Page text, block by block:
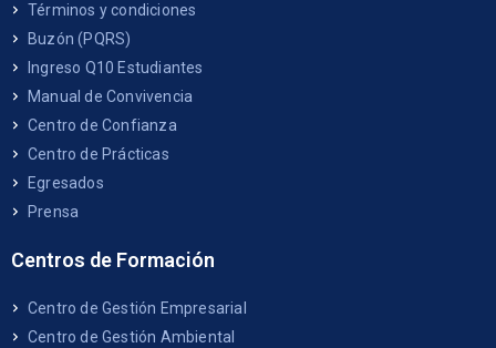
Términos y condiciones
Buzón (PQRS)
Ingreso Q10 Estudiantes
Manual de Convivencia
Centro de Confianza
Centro de Prácticas
Egresados
Prensa
Centros de Formación
Centro de Gestión Empresarial
Centro de Gestión Ambiental